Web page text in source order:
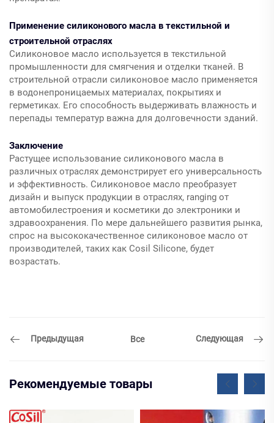
Применение силиконового масла в текстильной и
строительной отраслях
Силиконовое масло используется в текстильной
промышленности для смягчения и отделки тканей. В
строительной отрасли силиконовое масло применяется
в водонепроницаемых материалах, покрытиях и
герметиках. Его способность выдерживать влажность и
перепады температур важна для долговечности зданий.
Заключение
Растущее использование силиконового масла в
различных отраслях демонстрирует его универсальность
и эффективность. Силиконовое масло преобразует
дизайн и выпуск продукции в отраслях, ranging от
автомобилестроения и косметики до электроники и
здравоохранения. По мере дальнейшего развития рынка,
спрос на высококачественное силиконовое масло от
производителей, таких как Cosil Silicone, будет
возрастать.
Предыдущая Все Следующая
Рекомендуемые товары